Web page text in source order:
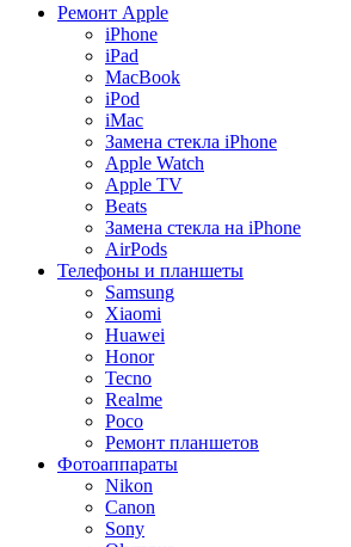
Ремонт Apple
iPhone
iPad
MacBook
iPod
iMac
Замена стекла iPhone
Apple Watch
Apple TV
Beats
Замена стекла на iPhone
AirPods
Телефоны и планшеты
Samsung
Xiaomi
Huawei
Honor
Tecno
Realme
Poco
Ремонт планшетов
Фотоаппараты
Nikon
Canon
Sony